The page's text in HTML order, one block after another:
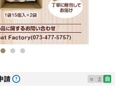
請 e ま 自